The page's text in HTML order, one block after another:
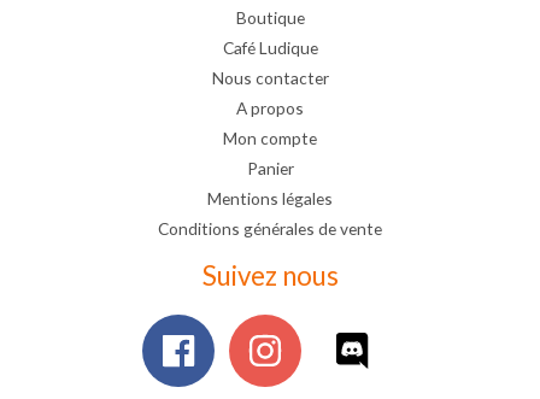
Boutique
Café Ludique
Nous contacter
A propos
Mon compte
Panier
Mentions légales
Conditions générales de vente
Suivez nous